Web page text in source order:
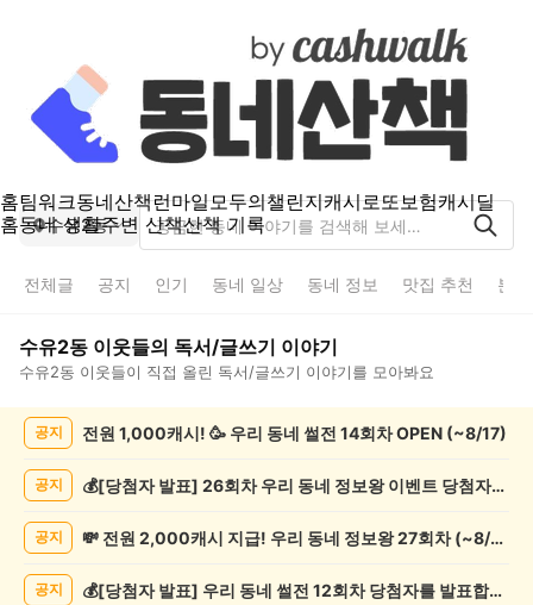
홈팀워크동네산책런마일모두의챌린지캐시로또보험캐시딜
홈동네 생활주변 산책산책 기록
수유2동
전체글 공지 인기 동네 일상 동네 정보 맛집 추천 분
수유2동 이웃들의 독서/글쓰기 이야기
수유2동 이웃들이 직접 올린 독서/글쓰기 이야기를 모아봐요
서/
공지 전원 1,000캐시! 🥳 우리 동네 썰전 14회차 OPEN (~8/17)
공지 💰[당첨자 발표] 26회차 우리 동네 정보왕 이벤트 당첨자를 발표합니다!
공지 💸 전원 2,000캐시 지급! 우리 동네 정보왕 27회차 (~8/10)
공지 💰[당첨자 발표] 우리 동네 썰전 12회차 당첨자를 발표합니다!